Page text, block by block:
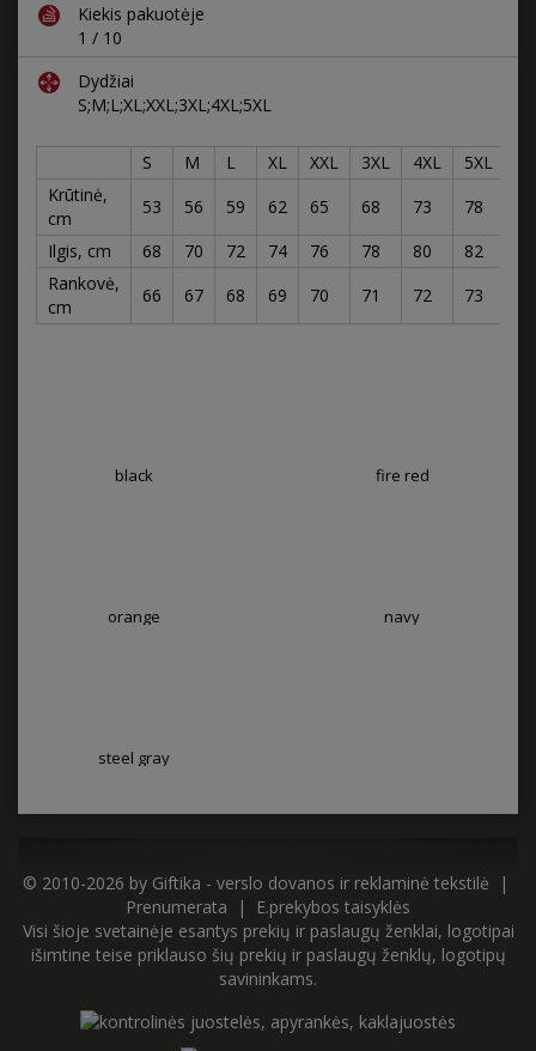
Kiekis pakuotėje
1 / 10
Dydžiai
S;M;L;XL;XXL;3XL;4XL;5XL
S M L XL XXL 3XL 4XL
5XL
Krūtinė,
cm
53 56 59 62 65 68 73
78
Ilgis, cm
68 70 72 74 76 78 80
82
Rankovė,
cm
66 67 68 69 70 71 72 73
black fire red
orange navy
steel gray
© 2010-2026 by Giftika - verslo dovanos ir reklaminė tekstilė |
Prenumerata |
E.prekybos taisyklės
Visi šioje svetainėje esantys prekių ir paslaugų ženklai, logotipai
išimtine teise priklauso šių prekių ir paslaugų ženklų, logotipų
savininkams.